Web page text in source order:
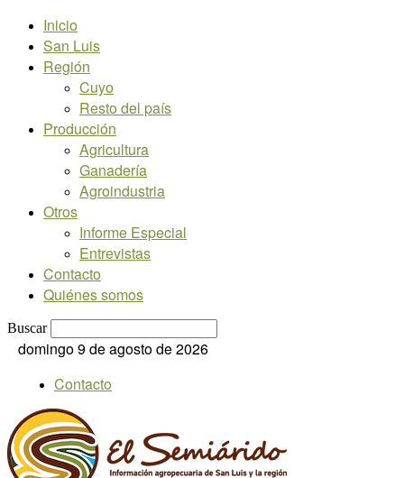
Inicio
San Luis
Región
Cuyo
Resto del país
Producción
Agricultura
Ganadería
Agroindustria
Otros
Informe Especial
Entrevistas
Contacto
Quiénes somos
Buscar
domingo 9 de agosto de 2026
Contacto